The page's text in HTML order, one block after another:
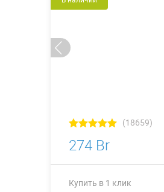
(18659)
274 Br
Купить в 1 клик